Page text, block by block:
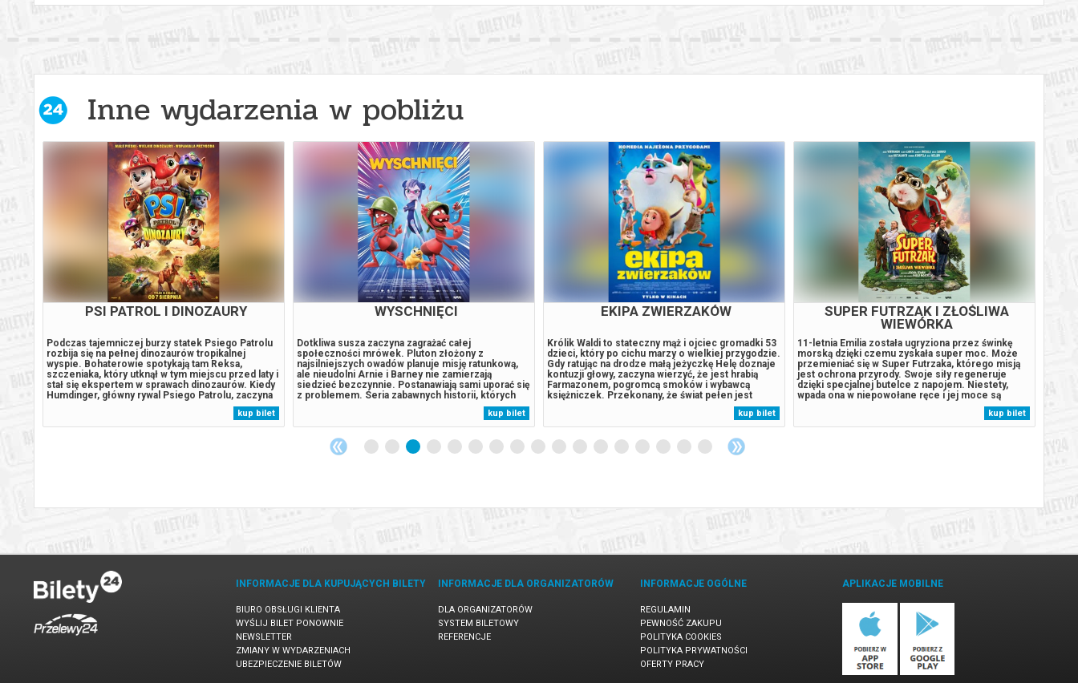
Inne wydarzenia w pobliżu
PSI PATROL I DINOZAURY
Podczas tajemniczej burzy statek Psiego Patrolu
rozbija się na pełnej dinozaurów tropikalnej
wyspie. Bohaterowie spotykają tam Reksa,
szczeniaka, który utknął w tym miejscu przed laty i
stał się ekspertem w sprawach dinozaurów. Kiedy
Humdinger, główny rywal Psiego Patrolu, zaczyna
lekkomyślnie eksploatować zasoby naturalne
wyspy, doprowadza do wybuchu ogromnego,
uśpionego od lat wulkanu. Psi Patrol...
kup bilet
WYSCHNIĘCI
Dotkliwa susza zaczyna zagrażać całej
społeczności mrówek. Pluton złożony z
najsilniejszych owadów planuje misję ratunkową,
ale nieudolni Arnie i Barney nie zamierzają
siedzieć bezczynnie. Postanawiają sami uporać się
z problemem. Seria zabawnych historii, których
doświadczają skutkuje tym, że całkowicie
nieoczekiwanymi bohaterami. Oryginalny tytuł:
Arnie &...
kup bilet
EKIPA ZWIERZAKÓW
Królik Waldi to stateczny mąż i ojciec gromadki 53
dzieci, który po cichu marzy o wielkiej przygodzie.
Gdy ratując na drodze małą jeżyczkę Helę doznaje
kontuzji głowy, zaczyna wierzyć, że jest hrabią
Farmazonem, pogromcą smoków i wybawcą
księżniczek. Przekonany, że świat pełen jest
czekających go wyzwań, porzuca rodzinne strony,
by walczyć ze złem i nieść pomoc słabszym. U
jego boku zaś kroczy Hela,...
kup bilet
SUPER FUTRZAK I ZŁOŚLIWA
WIEWÓRKA
11-letnia Emilia została ugryziona przez świnkę
morską dzięki czemu zyskała super moc. Może
przemieniać się w Super Futrzaka, którego misją
jest ochrona przyrody. Swoje siły regeneruje
dzięki specjalnej butelce z napojem. Niestety,
wpada ona w niepowołane ręce i jej moce są
zagrożone. Emilia będzie musiała nauczyć się
sobie radzić bez magii. Szybko przekona się, że
każdy może być superbohaterem. Oryginalny...
kup bilet
INFORMACJE DLA KUPUJĄCYCH BILETY
BIURO OBSŁUGI KLIENTA
WYŚLIJ BILET PONOWNIE
NEWSLETTER
ZMIANY W WYDARZENIACH
UBEZPIECZENIE BILETÓW
INFORMACJE DLA ORGANIZATORÓW
DLA ORGANIZATORÓW
SYSTEM BILETOWY
REFERENCJE
INFORMACJE OGÓLNE
REGULAMIN
PEWNOŚĆ ZAKUPU
POLITYKA COOKIES
POLITYKA PRYWATNOŚCI
OFERTY PRACY
APLIKACJE MOBILNE